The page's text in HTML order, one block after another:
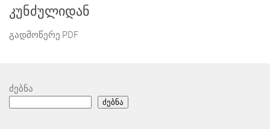
კუნძულიდან
გადმოწერე PDF
ძებნა
ძებნა